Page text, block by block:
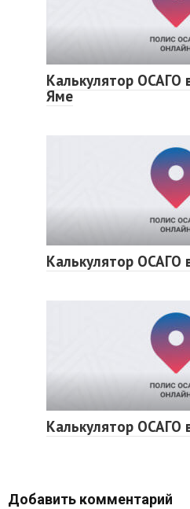
Калькулятор ОСАГО
Яме
Калькулятор ОСАГО
Калькулятор ОСАГО
Добавить комментарий